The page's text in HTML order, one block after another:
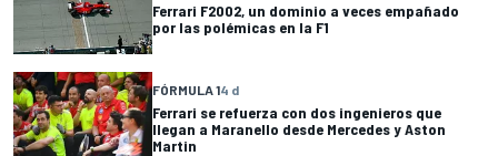
Ferrari F2002, un dominio a veces empañado
por las polémicas en la F1
FÓRMULA 14 d
Ferrari se refuerza con dos ingenieros que
llegan a Maranello desde Mercedes y Aston
Martin